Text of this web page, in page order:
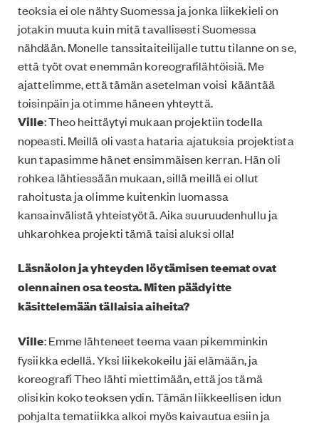
teoksia ei ole nähty Suomessa ja jonka liikekieli on
jotakin muuta kuin mitä tavallisesti Suomessa
nähdään. Monelle tanssitaiteilijalle tuttu tilanne on se,
että työt ovat enemmän koreografilähtöisiä. Me
ajattelimme, että tämän asetelman voisi kääntää
toisinpäin ja otimme häneen yhteyttä.
Ville: Theo heittäytyi mukaan projektiin todella
nopeasti. Meillä oli vasta hataria ajatuksia projektista
kun tapasimme hänet ensimmäisen kerran. Hän oli
rohkea lähtiessään mukaan, sillä meillä ei ollut
rahoitusta ja olimme kuitenkin luomassa
kansainvälistä yhteistyötä. Aika suuruudenhullu ja
uhkarohkea projekti tämä taisi aluksi olla!
Läsnäolon ja yhteyden löytämisen teemat ovat
olennainen osa teosta. Miten päädyitte
käsittelemään tällaisia aiheita?
Ville: Emme lähteneet teema vaan pikemminkin
fysiikka edellä. Yksi liikekokeilu jäi elämään, ja
koreografi Theo lähti miettimään, että jos tämä
olisikin koko teoksen ydin. Tämän liikkeellisen idun
pohjalta tematiikka alkoi myös kaivautua esiin ja